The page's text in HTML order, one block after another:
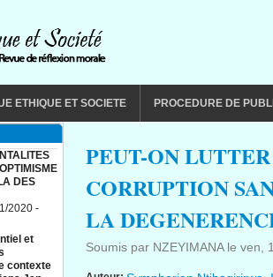
ETHIQUE ET SOCIETE PROCEDURE DE
PEUT-ON
CORRUPTION
LA
Soumis par NZEYIMANAle ven,
DES
2020 -
et
contexte